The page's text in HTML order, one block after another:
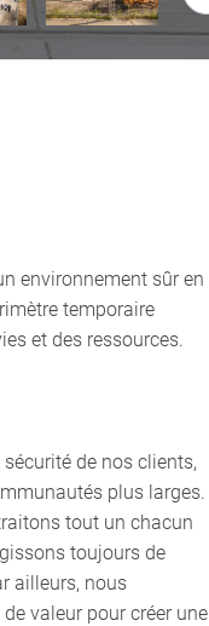
environnement sûr en
temporaire
et des ressources.
de nos clients,
plus larges.
tout un chacun
toujours de
ailleurs, nous
valeur pour créer une